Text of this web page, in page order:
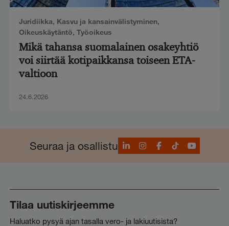
Juridiikka, Kasvu ja kansainvälistyminen,
Oikeuskäytäntö, Työoikeus
Mikä tahansa suomalainen osakeyhtiö
voi siirtää kotipaikkansa toiseen ETA-
valtioon
24.6.2026
Seuraa ja osallistuLinkedInInstagram
Facebook
TikTokYouTube
Tilaa uutiskirjeemme
Haluatko pysyä ajan tasalla vero- ja lakiuutisista?